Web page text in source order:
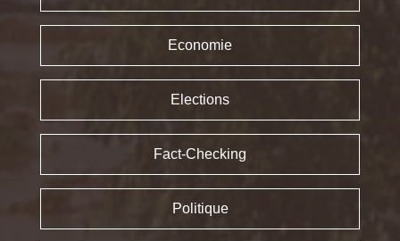
Economie
Elections
Fact-Checking
Politique